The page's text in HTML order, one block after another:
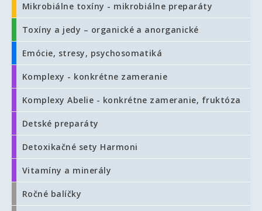
Mikrobiálne toxíny - mikrobiálne preparáty
Toxíny a jedy – organické a anorganické
Emócie, stresy, psychosomatiká
Komplexy - konkrétne zameranie
Komplexy Abelie - konkrétne zameranie, fruktóza
Detské preparáty
Detoxikačné sety Harmoni
Vitamíny a minerály
Ročné balíčky